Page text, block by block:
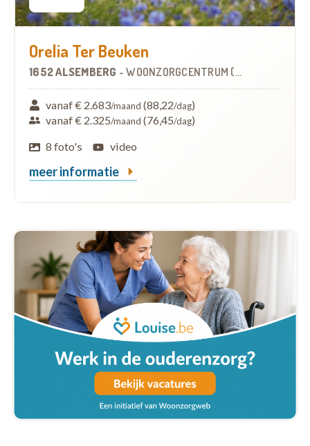
Orelia Ter Beuken
1652 ALSEMBERG -WOONZORGCENTRUM (WZC)
vanaf € 2.683/maand (88,22/dag)
vanaf € 2.325/maand (76,45/dag)
8 foto's
video
meer informatie